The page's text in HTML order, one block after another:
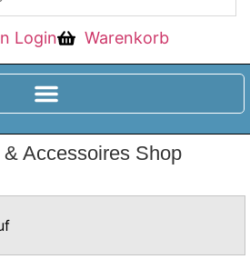
Login Warenkorb
Accessoires Shop